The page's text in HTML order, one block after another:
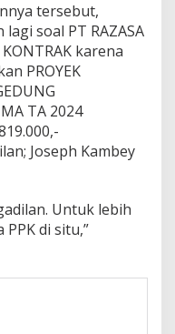
tersebut,
lagi soal PT RAZASA
karena
PROYEK
TA 2024
Joseph Kambey
Untuk lebih
di situ,”